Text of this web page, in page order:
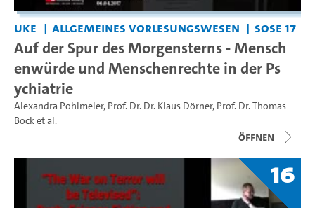
UKE Allgemeines Vorlesungswesen SoSe 17
Auf der Spur des Morgensterns - Mensch
enwürde und Menschenrechte in der Ps
ychiatrie
Alexandra Pohlmeier, Prof. Dr. Dr. Klaus Dörner, Prof. Dr. Thomas
Bocket al.
Öffnen
16